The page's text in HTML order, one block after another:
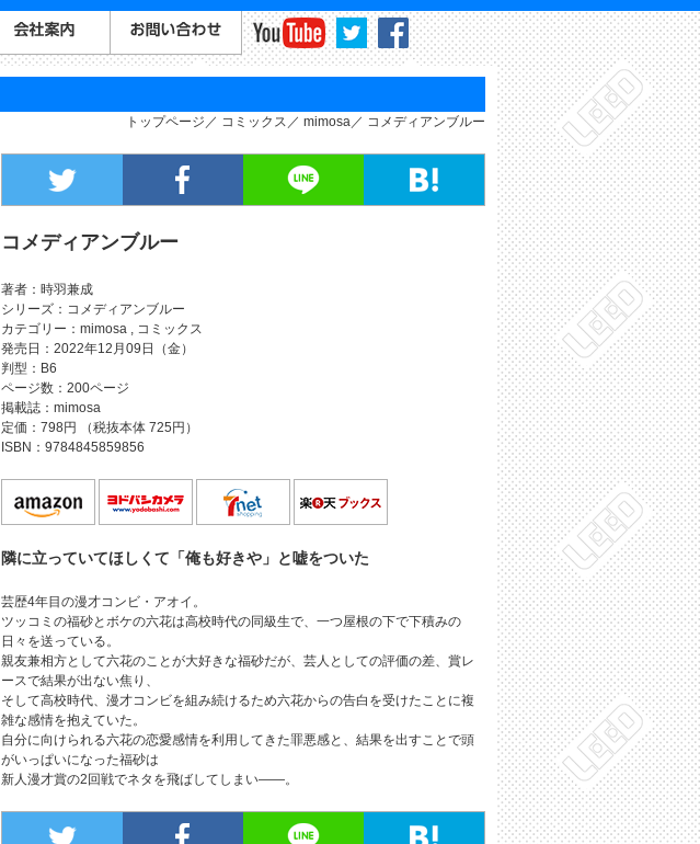
トップページ コミックス mimosa コメディアンブルー
コメディアンブルー
著者
時羽兼成
シリーズ
コメディアンブルー
カテゴリー
mimosa , コミックス
発売日
2022年12月09日（金）
判型
B6
ページ数
200ページ
掲載誌
mimosa
定価
798円 （税抜本体 725円）
ISBN
9784845859856
隣に立っていてほしくて「俺も好きや」と嘘をついた
芸歴4年目の漫才コンビ・アオイ。
ツッコミの福砂とボケの六花は高校時代の同級生で、一つ屋根の下で下積みの
日々を送っている。
親友兼相方として六花のことが大好きな福砂だが、芸人としての評価の差、賞レ
ースで結果が出ない焦り、
そして高校時代、漫才コンビを組み続けるため六花からの告白を受けたことに複
雑な感情を抱えていた。
自分に向けられる六花の恋愛感情を利用してきた罪悪感と、結果を出すことで頭
がいっぱいになった福砂は
新人漫才賞の2回戦でネタを飛ばしてしまい――。